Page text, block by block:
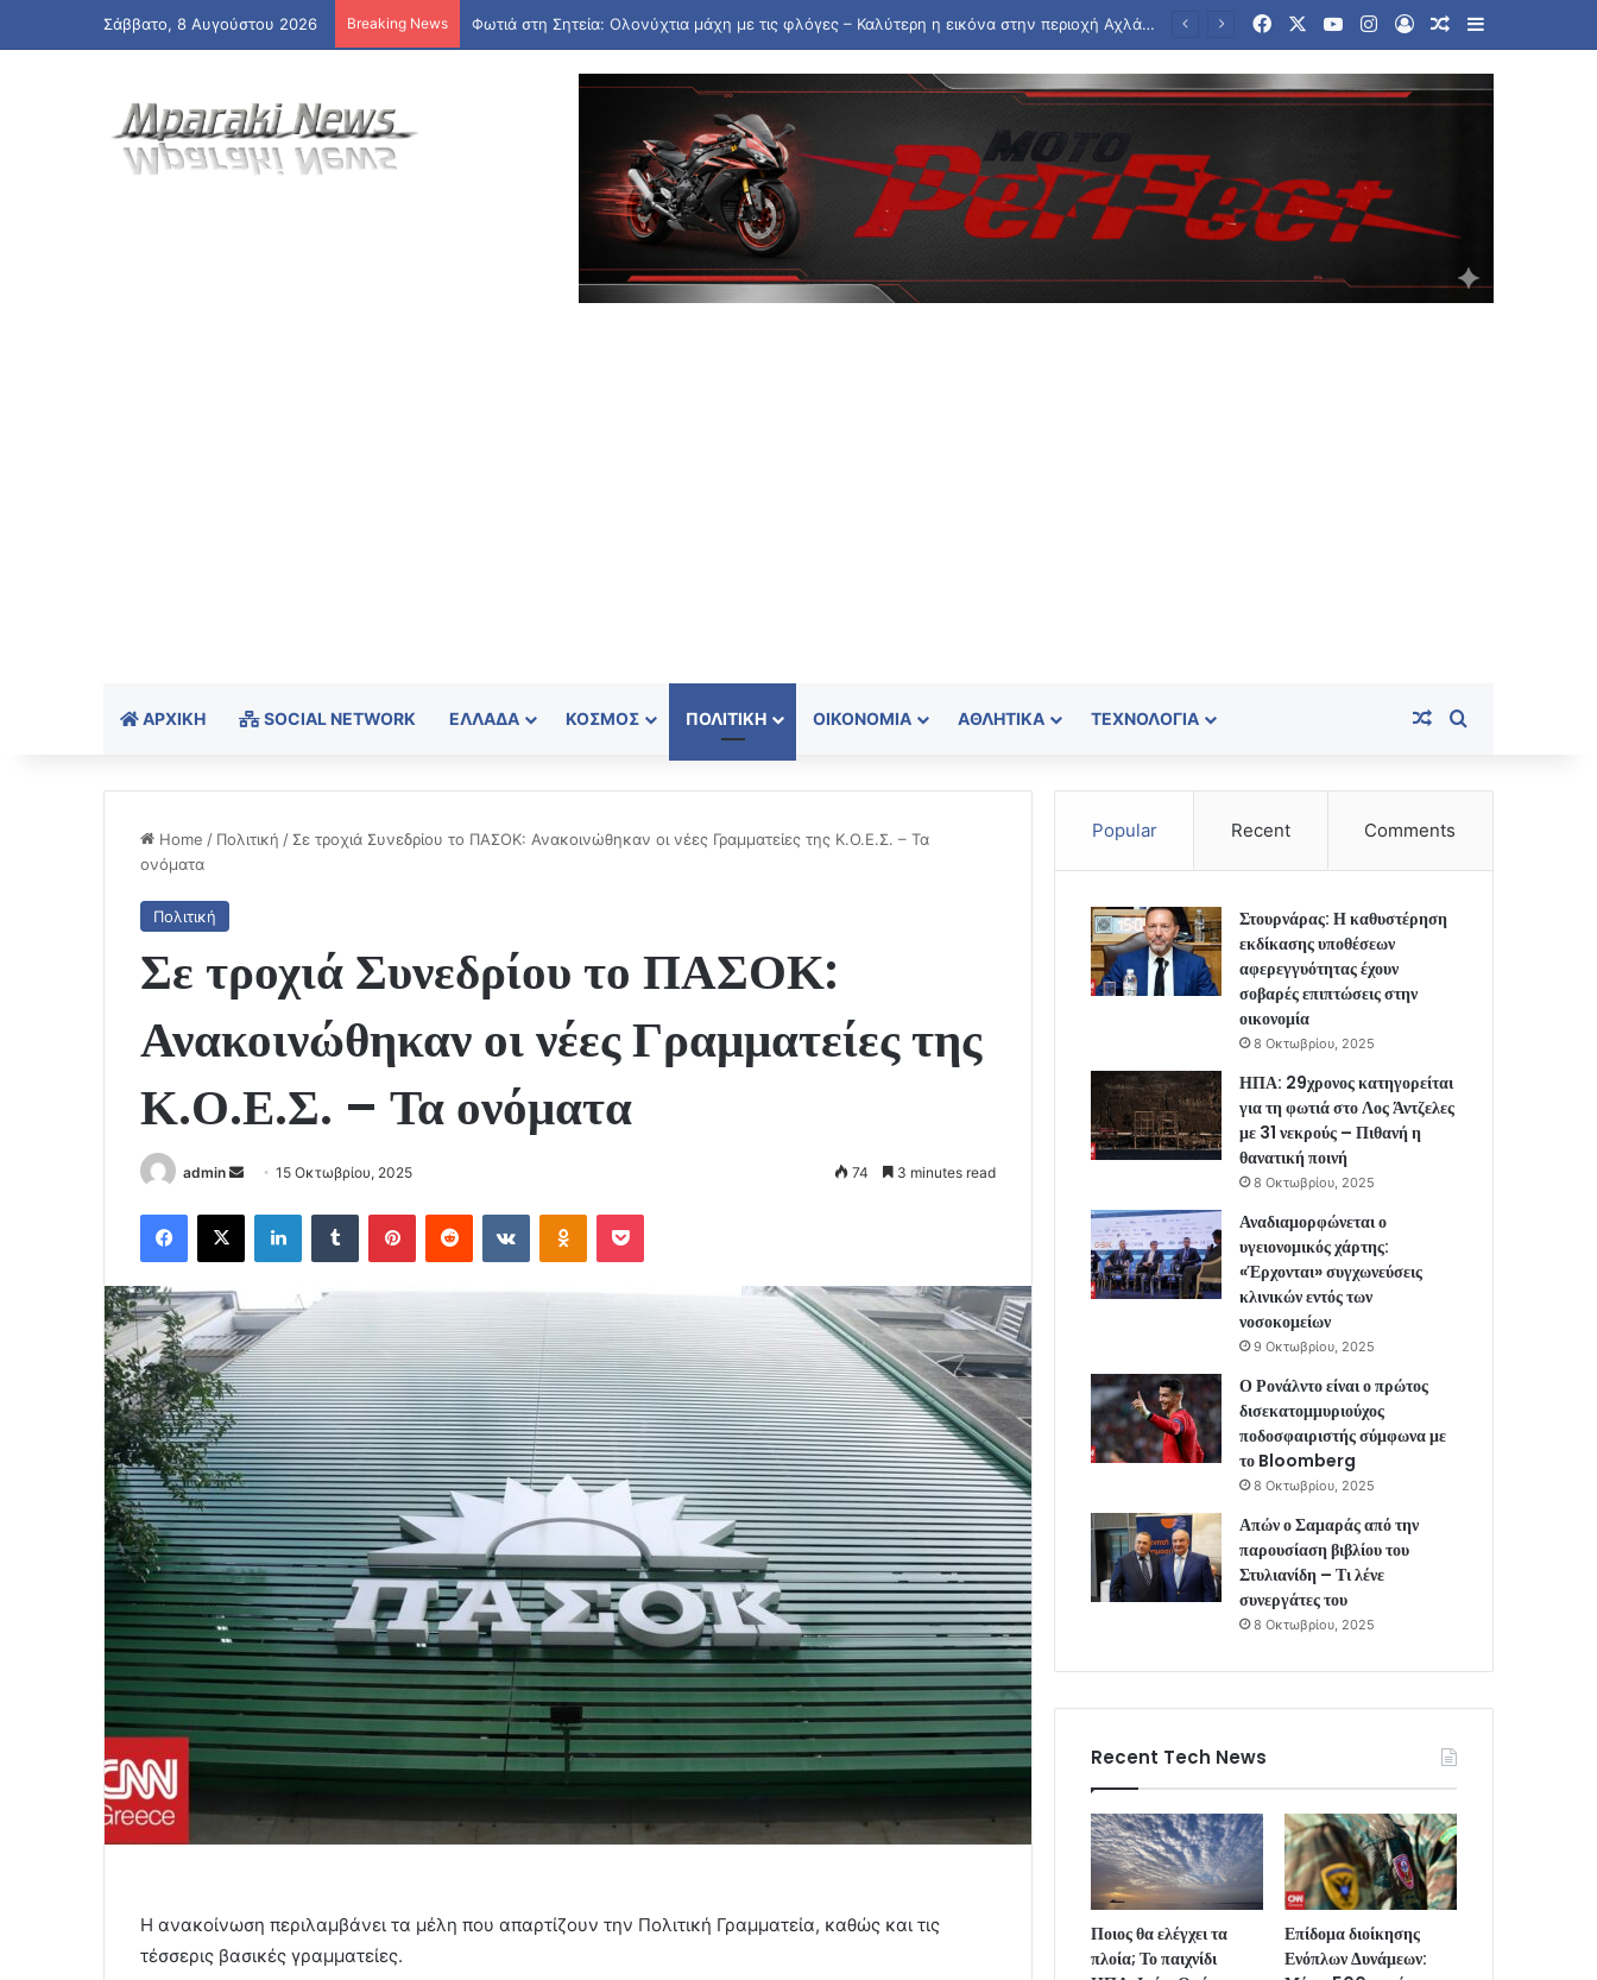
Σάββατο, 8 Αυγούστου 2026 Breaking News Ποιος θα ελέγχει τα πλοία; Το παιχνίδι ΗΠΑ, Ιράν, Ομάν για το Ορμούζ και η συμφωνία που δεν έρχεται FacebookYouTubeInstagram
Log InRandom Article
Sidebar
ΑΡΧΙΚΉ SOCIAL NETWORK ΕΛΛΆΔΑ ΚΌΣΜΟΣ ΠΟΛΙΤΙΚΉ ΟΙΚΟΝΟΜΊΑ ΑΘΛΗΤΙΚΆ ΤΕΧΝΟΛΟΓΊΑ Random Article
Home / Πολιτική / Σε τροχιά Συνεδρίου το ΠΑΣΟΚ: Ανακοινώθηκαν οι νέες Γραμματείες της Κ.Ο.Ε.Σ. – Τα
ονόματα
Πολιτική
Σε τροχιά Συνεδρίου το ΠΑΣΟΚ:
Ανακοινώθηκαν οι νέες Γραμματείες της
Κ.Ο.Ε.Σ. – Τα ονόματα
admin
Send
email
15 Οκτωβρίου, 2025 74 3 minutes read
Facebook
X LinkedInTumblr PinterestReddit VKontakteOdnoklassniki
Pocket
Η ανακοίνωση περιλαμβάνει τα μέλη που απαρτίζουν την Πολιτική Γραμματεία, καθώς και τις
τέσσερις βασικές γραμματείες.
Popular Recent Comments
Στουρνάρας: Η καθυστέρηση
εκδίκασης υποθέσεων
αφερεγγυότητας έχουν
σοβαρές επιπτώσεις στην
οικονομία
8 Οκτωβρίου, 2025
ΗΠΑ: 29χρονος κατηγορείται
για τη φωτιά στο Λος Άντζελες
με 31 νεκρούς – Πιθανή η
θανατική ποινή
8 Οκτωβρίου, 2025
Αναδιαμορφώνεται ο
υγειονομικός χάρτης:
«Έρχονται» συγχωνεύσεις
κλινικών εντός των
νοσοκομείων
9 Οκτωβρίου, 2025
Ο Ρονάλντο είναι ο πρώτος
δισεκατομμυριούχος
ποδοσφαιριστής σύμφωνα με
το Bloomberg
8 Οκτωβρίου, 2025
Απών ο Σαμαράς από την
παρουσίαση βιβλίου του
Στυλιανίδη – Τι λένε
συνεργάτες του
8 Οκτωβρίου, 2025
Recent Tech News
Ποιος θα ελέγχει τα
πλοία; Το παιχνίδι
Επίδομα διοίκησης
Ενόπλων Δυνάμεων: